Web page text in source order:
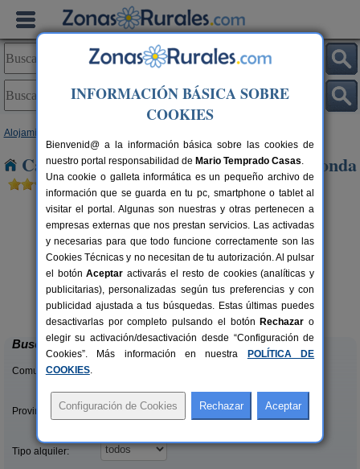
Alojamientos
Casas Rurales cerca de Torre de Calahonda
54 pers.
desde20 €
Complejo Rural Jardines del Visir
Genalguacil (Málaga)
Buscar
Comunidades:
Provincias/Islas:
Tipo alquiler:
INFORMACIÓN BÁSICA SOBRE
COOKIES
Bienvenid@ a la información básica sobre las cookies de
nuestro portal responsabilidad de Mario Temprado Casas.
Una cookie o galleta informática es un pequeño archivo de
información que se guarda en tu pc, smartphone o tablet al
visitar el portal. Algunas son nuestras y otras pertenecen a
empresas externas que nos prestan servicios. Las activadas
y necesarias para que todo funcione correctamente son las
Cookies Técnicas y no necesitan de tu autorización. Al pulsar
el botónAceptar activarás el resto de cookies (analíticas y
publicitarias), personalizadas según tus preferencias y con
publicidad ajustada a tus búsquedas. Estas últimas puedes
desactivarlas por completo pulsando el botón Rechazar o
elegir su activación/desactivación desde “Configuración de
Cookies”. Más información en nuestra
POLÍTICA DE
COOKIES.